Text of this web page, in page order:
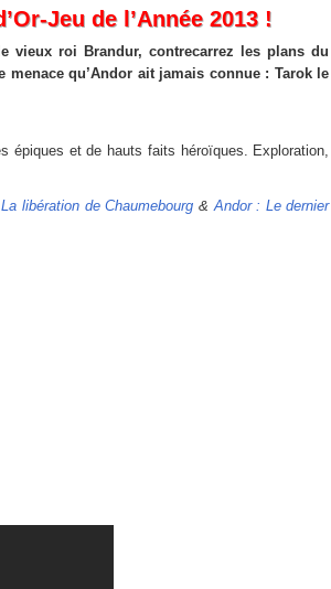
Jeu de l’Année 2013 !
vieux roi Brandur, contrecarrez les plans du
qu’Andor ait jamais connue : Tarok le
épiques et de hauts faits héroïques. Exploration,
libération de Chaumebourg & Andor : Le dernier